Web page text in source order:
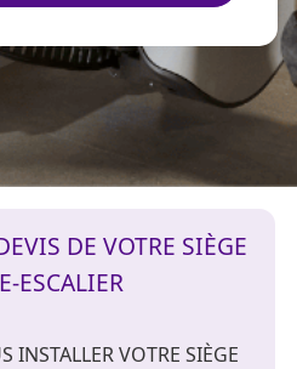
DE VOTRE SIÈGE
ESCALIER
INSTALLER VOTRE SIÈGE